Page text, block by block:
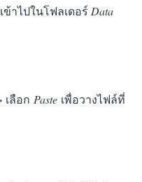
ข้าไปในโฟลเดอร์ Data
เลือก Paste เพื่อวางไฟล์ที่